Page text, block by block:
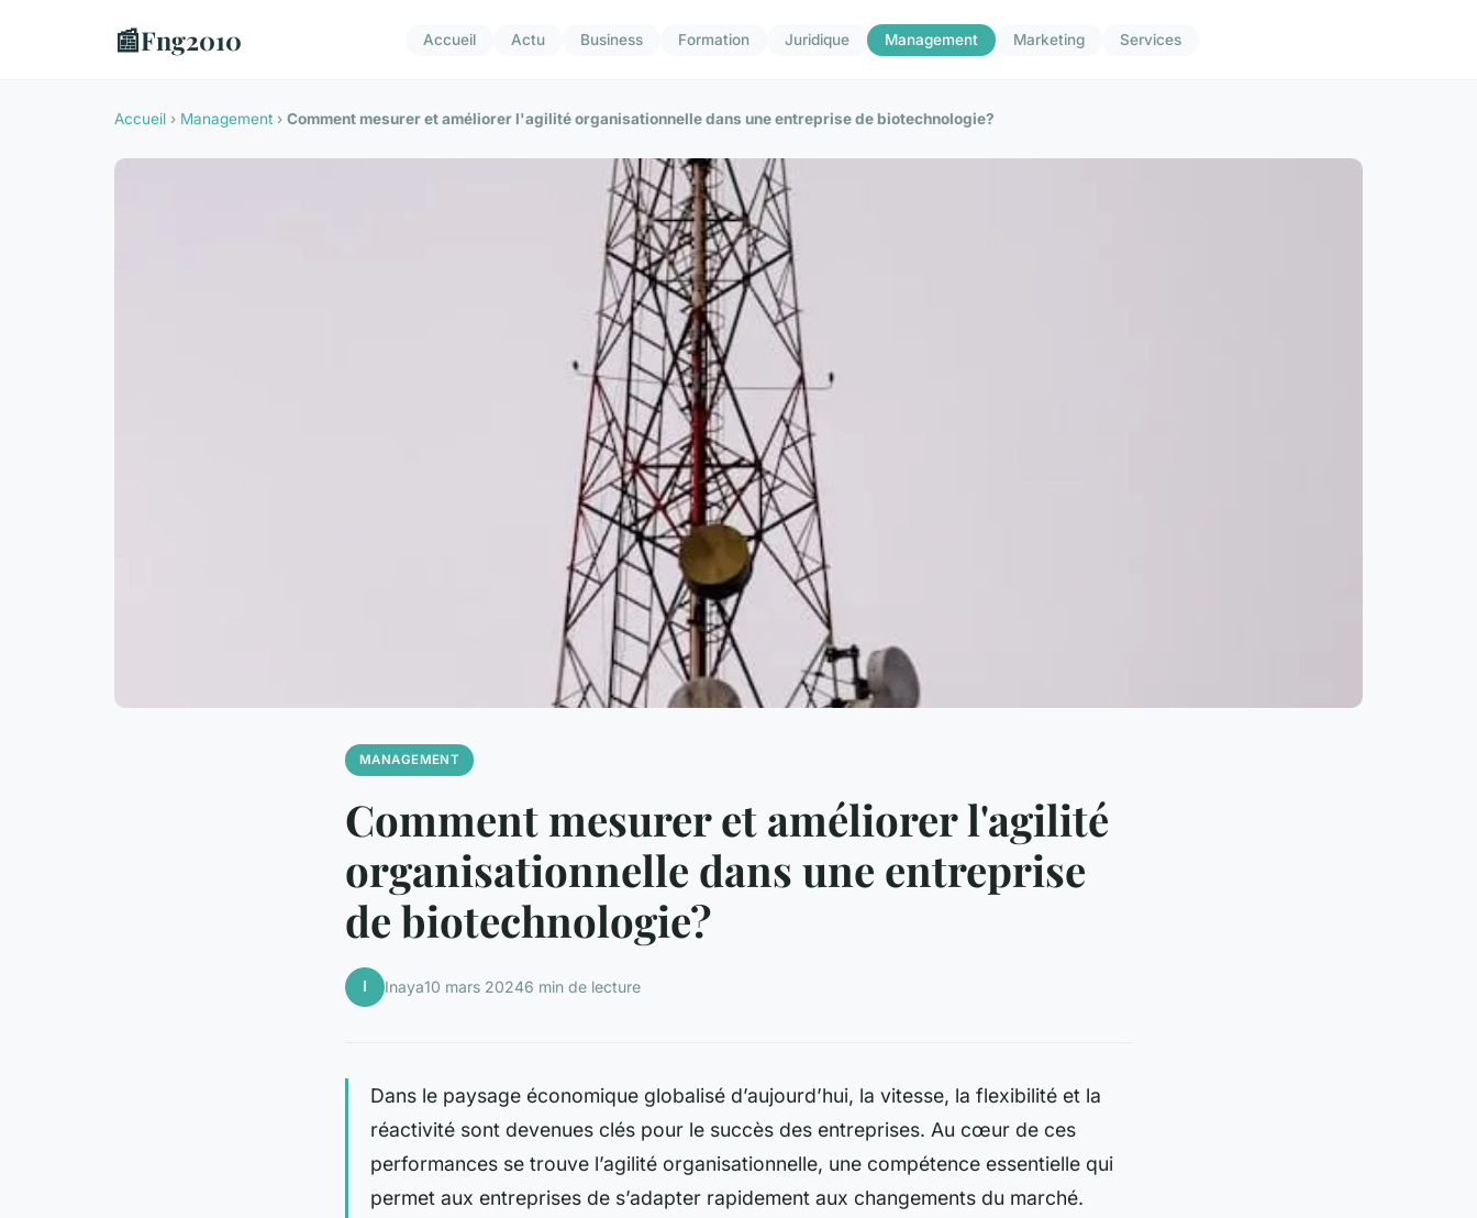
📰Fng2010 Accueil Actu Business Formation Juridique Management Marketing Services
Accueil › Management › Comment mesurer et améliorer l'agilité organisationnelle dans une entreprise de biotechnologie?
MANAGEMENT
Comment mesurer et améliorer l'agilité
organisationnelle dans une entreprise
de biotechnologie?
I Inaya10 mars 20246 min de lecture
Dans le paysage économique globalisé d’aujourd’hui, la vitesse, la flexibilité et la
réactivité sont devenues clés pour le succès des entreprises. Au cœur de ces
performances se trouve l’agilité organisationnelle, une compétence essentielle qui
permet aux entreprises de s’adapter rapidement aux changements du marché.